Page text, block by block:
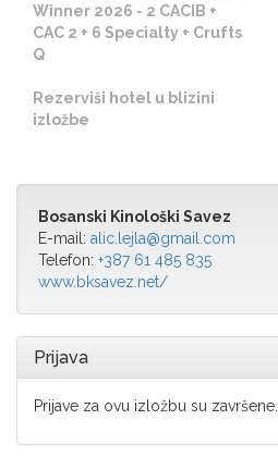
Winner 2026 - 2 CACIB +
CAC 2 + 6 Specialty + Crufts
Q
Rezerviši hotel u blizini
izložbe
Bosanski Kinološki Savez
E-mail: alic.lejla@gmail.com
Telefon: +387 61 485 835
www.bksavez.net/
Prijava
Prijave za ovu izložbu su završene.